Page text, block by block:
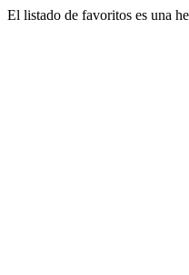
El listado de favoritos es una